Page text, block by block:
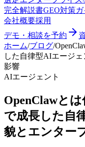
完全解説書GEO対策ガ
会社概要採用
デモ・相談を予約
ホーム/ブログ/
した自律型AIエージ
影響
AIエージェント
OpenClawと
で成長した自
貌とエンター